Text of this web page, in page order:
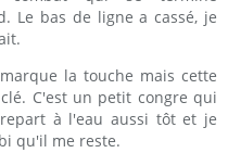
Le bas de ligne a cassé, je
la touche mais cette
C'est un petit congre qui
à l'eau aussi tôt et je
qu'il me reste.